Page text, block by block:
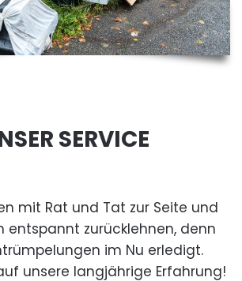
SERVICE
mit Rat und Tat zur Seite und
entspannt zurücklehnen, denn
im Nu erledigt.
unsere langjährige Erfahrung!